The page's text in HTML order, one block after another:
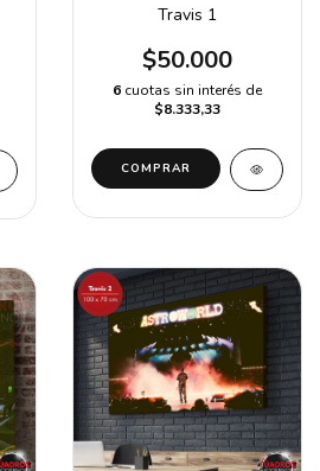
Travis 1
$50.000
6 cuotas sin interés de
$8.333,33